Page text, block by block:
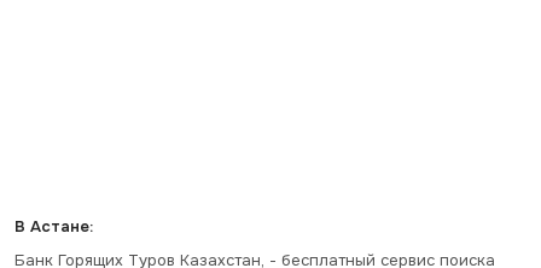
В Астане:
Банк Горящих Туров Казахстан, - бесплатный сервис поиска